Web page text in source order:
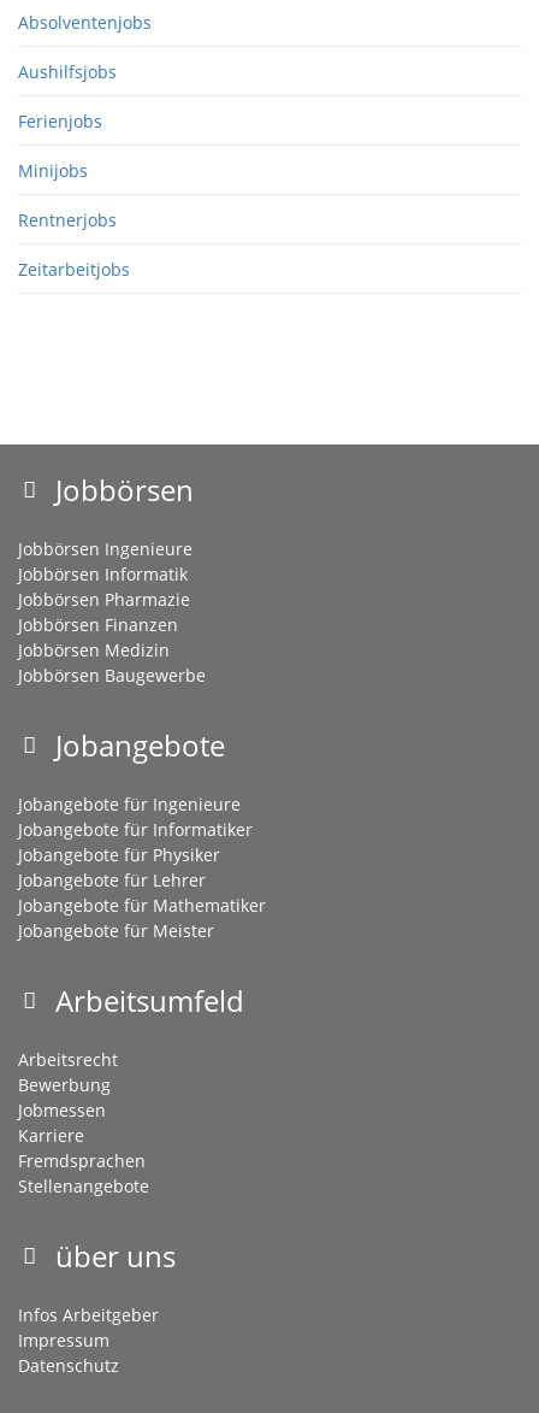
Absolventenjobs
Aushilfsjobs
Ferienjobs
Minijobs
Rentnerjobs
Zeitarbeitjobs
Jobbörsen
Jobbörsen Ingenieure
Jobbörsen Informatik
Jobbörsen Pharmazie
Jobbörsen Finanzen
Jobbörsen Medizin
Jobbörsen Baugewerbe
Jobangebote
Jobangebote für Ingenieure
Jobangebote für Informatiker
Jobangebote für Physiker
Jobangebote für Lehrer
Jobangebote für Mathematiker
Jobangebote für Meister
Arbeitsumfeld
Arbeitsrecht
Bewerbung
Jobmessen
Karriere
Fremdsprachen
Stellenangebote
über uns
Infos Arbeitgeber
Impressum
Datenschutz